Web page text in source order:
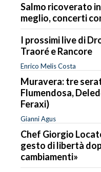
Salmo ricoverato
meglio, concerti
I prossimi live di
Traoré e Rancore
Enrico Melis Costa
Muravera: tre
Flumendosa,
Feraxi)
Gianni Agus
Chef Giorgio
gesto di libertà
cambiamenti»